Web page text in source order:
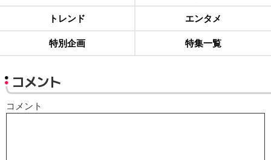
トレンド エンタメ
特別企画 特集一覧
コメント
コメント